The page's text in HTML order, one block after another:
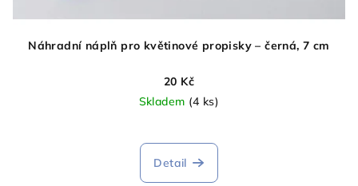
Náhradní náplň pro květinové propisky – černá, 7 cm
20 Kč
Skladem (4 ks)
Detail